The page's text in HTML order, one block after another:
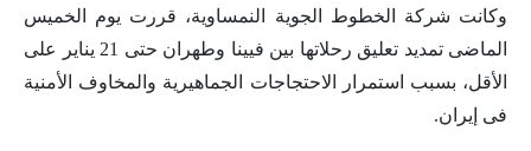
وكانت شركة الخطوط الجوية النمساوية، قررت يوم الخميس
الماضى تمديد تعليق رحلاتها بين فيينا وطهران حتى 21 يناير على
الأقل، بسبب استمرار الاحتجاجات الجماهيرية والمخاوف الأمنية
فى إيران.